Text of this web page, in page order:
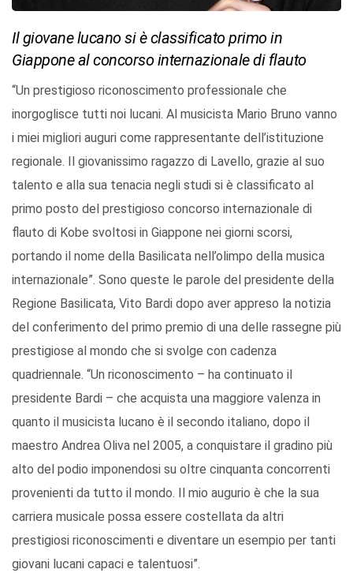
Il giovane lucano si è classificato primo in
Giappone al concorso internazionale di flauto
“Un prestigioso riconoscimento professionale che
inorgoglisce tutti noi lucani. Al musicista Mario Bruno vanno
i miei migliori auguri come rappresentante dell’istituzione
regionale. Il giovanissimo ragazzo di Lavello, grazie al suo
talento e alla sua tenacia negli studi si è classificato al
primo posto del prestigioso concorso internazionale di
flauto di Kobe svoltosi in Giappone nei giorni scorsi,
portando il nome della Basilicata nell’olimpo della musica
internazionale”. Sono queste le parole del presidente della
Regione Basilicata, Vito Bardi dopo aver appreso la notizia
del conferimento del primo premio di una delle rassegne più
prestigiose al mondo che si svolge con cadenza
quadriennale. “Un riconoscimento – ha continuato il
presidente Bardi – che acquista una maggiore valenza in
quanto il musicista lucano è il secondo italiano, dopo il
maestro Andrea Oliva nel 2005, a conquistare il gradino più
alto del podio imponendosi su oltre cinquanta concorrenti
provenienti da tutto il mondo. Il mio augurio è che la sua
carriera musicale possa essere costellata da altri
prestigiosi riconoscimenti e diventare un esempio per tanti
giovani lucani capaci e talentuosi”.